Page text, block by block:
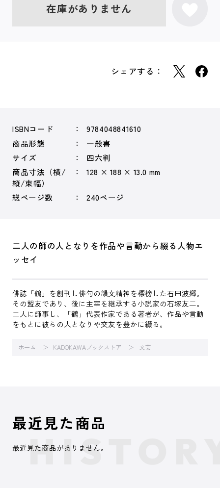
在庫がありません
シェアする：
ISBNコード
9784048841610
商品形態
一般書
サイズ
四六判
商品寸法（横/
縦/束幅）
128 × 188 × 13.0 mm
総ページ数 240ページ
二人の師の人となりを作品や言動から綴る人物エ
ッセイ
俳誌「鶴」を創刊し俳句の韻文精神を標榜した石田波郷。
その盟友であり、後に主宰を継承する小説家の石塚友二。
二人に師事し、「鶴」代表作家である著者が、作品や言動
をもとに彼らの人となりや交友を豊かに綴る。
ホーム KADOKAWAブックストア 文芸
最近見た商品
最近見た商品がありません。